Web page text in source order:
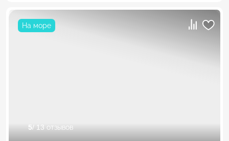
На море
5/ 13 отзывов